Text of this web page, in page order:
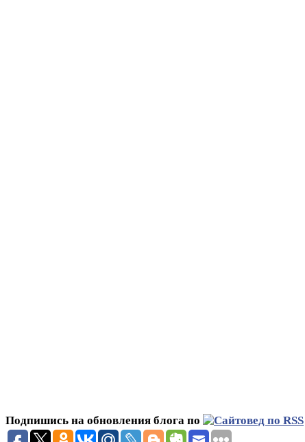
Подпишись на обновления блога по